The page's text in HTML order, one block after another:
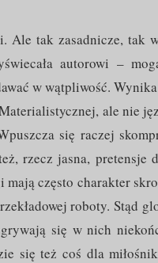
tak zasadnicze, tak
autorowi –
w wątpliwość.
ale nie
się raczej
rzecz jasna,
mają często charakter
roboty. Stąd
się w nich
się też coś dla